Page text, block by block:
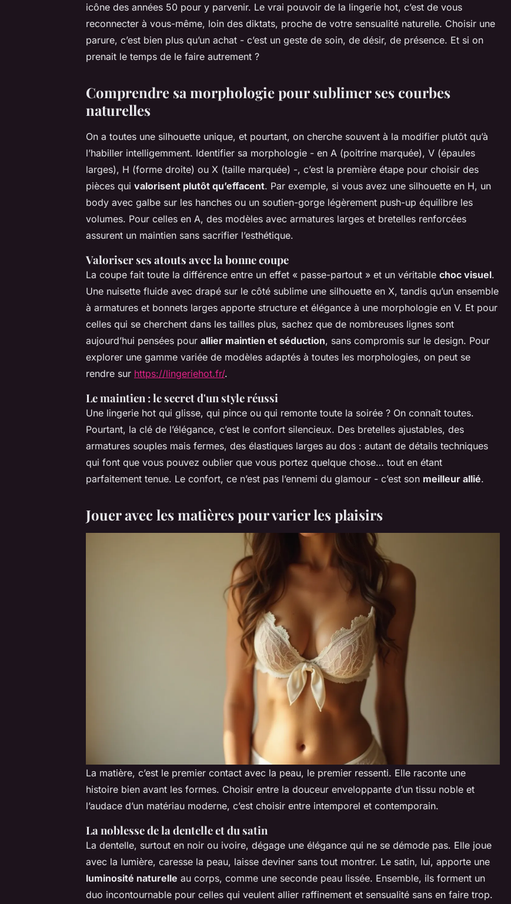
icône des années 50 pour y parvenir. Le vrai pouvoir de la lingerie hot, c’est de vous
reconnecter à vous-même, loin des diktats, proche de votre sensualité naturelle. Choisir une
parure, c’est bien plus qu’un achat - c’est un geste de soin, de désir, de présence. Et si on
prenait le temps de le faire autrement ?
Comprendre sa morphologie pour sublimer ses courbes
naturelles
On a toutes une silhouette unique, et pourtant, on cherche souvent à la modifier plutôt qu’à
l’habiller intelligemment. Identifier sa morphologie - en A (poitrine marquée), V (épaules
larges), H (forme droite) ou X (taille marquée) -, c’est la première étape pour choisir des
pièces qui valorisent plutôt qu’effacent. Par exemple, si vous avez une silhouette en H, un
body avec galbe sur les hanches ou un soutien-gorge légèrement push-up équilibre les
volumes. Pour celles en A, des modèles avec armatures larges et bretelles renforcées
assurent un maintien sans sacrifier l’esthétique.
Valoriser ses atouts avec la bonne coupe
La coupe fait toute la différence entre un effet « passe-partout » et un véritable choc visuel.
Une nuisette fluide avec drapé sur le côté sublime une silhouette en X, tandis qu’un ensemble
à armatures et bonnets larges apporte structure et élégance à une morphologie en V. Et pour
celles qui se cherchent dans les tailles plus, sachez que de nombreuses lignes sont
aujourd’hui pensées pour allier maintien et séduction, sans compromis sur le design. Pour
explorer une gamme variée de modèles adaptés à toutes les morphologies, on peut se
rendre sur https://lingeriehot.fr/.
Le maintien : le secret d'un style réussi
Une lingerie hot qui glisse, qui pince ou qui remonte toute la soirée ? On connaît toutes.
Pourtant, la clé de l’élégance, c’est le confort silencieux. Des bretelles ajustables, des
armatures souples mais fermes, des élastiques larges au dos : autant de détails techniques
qui font que vous pouvez oublier que vous portez quelque chose… tout en étant
parfaitement tenue. Le confort, ce n’est pas l’ennemi du glamour - c’est son meilleur allié.
Jouer avec les matières pour varier les plaisirs
La matière, c’est le premier contact avec la peau, le premier ressenti. Elle raconte une
histoire bien avant les formes. Choisir entre la douceur enveloppante d’un tissu noble et
l’audace d’un matériau moderne, c’est choisir entre intemporel et contemporain.
La noblesse de la dentelle et du satin
La dentelle, surtout en noir ou ivoire, dégage une élégance qui ne se démode pas. Elle joue
avec la lumière, caresse la peau, laisse deviner sans tout montrer. Le satin, lui, apporte une
luminosité naturelle au corps, comme une seconde peau lissée. Ensemble, ils forment un
duo incontournable pour celles qui veulent allier raffinement et sensualité sans en faire trop.